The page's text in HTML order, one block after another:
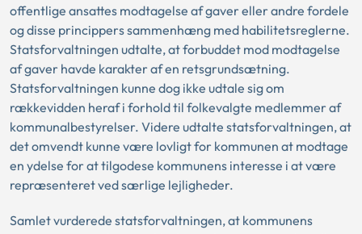
offentlige ansattes modtagelse af gaver eller andre fordele
og disse princippers sammenhæng med habilitetsreglerne.
Statsforvaltningen udtalte, at forbuddet mod modtagelse
af gaver havde karakter af en retsgrundsætning.
Statsforvaltningen kunne dog ikke udtale sig om
rækkevidden heraf i forhold til folkevalgte medlemmer af
kommunalbestyrelser. Videre udtalte statsforvaltningen, at
det omvendt kunne være lovligt for kommunen at modtage
en ydelse for at tilgodese kommunens interesse i at være
repræsenteret ved særlige lejligheder.
Samlet vurderede statsforvaltningen, at kommunens